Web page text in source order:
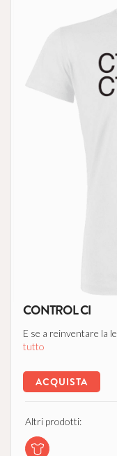
CONTROL CI
E se a reinventare la
tutto
ACQUISTA
Altri prodotti: